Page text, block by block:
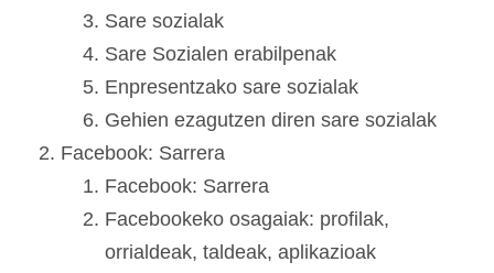
Sare sozialak
Sare Sozialen erabilpenak
Enpresentzako sare sozialak
Gehien ezagutzen diren sare sozialak
Facebook: Sarrera
Facebook: Sarrera
Facebookeko osagaiak: profilak,
orrialdeak, taldeak, aplikazioak